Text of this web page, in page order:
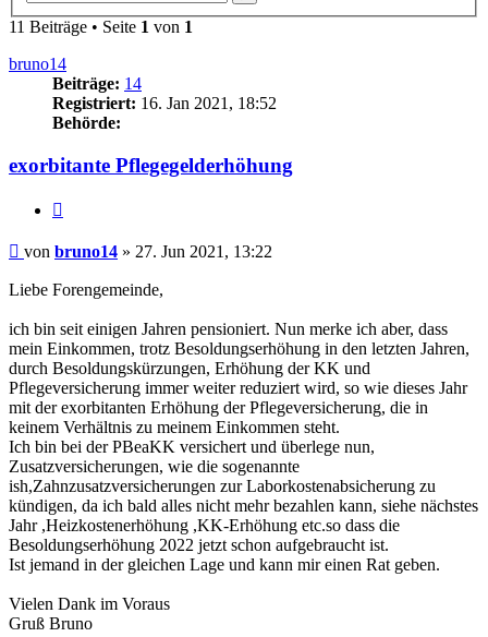
11 Beiträge • Seite 1 von 1
bruno14
Beiträge: 14
Registriert: 16. Jan 2021, 18:52
Behörde:
exorbitante Pflegegelderhöhung
Beitrag
von bruno14 » 27. Jun 2021, 13:22
Liebe Forengemeinde,
ich bin seit einigen Jahren pensioniert. Nun merke ich aber, dass
mein Einkommen, trotz Besoldungserhöhung in den letzten Jahren,
durch Besoldungskürzungen, Erhöhung der KK und
Pflegeversicherung immer weiter reduziert wird, so wie dieses Jahr
mit der exorbitanten Erhöhung der Pflegeversicherung, die in
keinem Verhältnis zu meinem Einkommen steht.
Ich bin bei der PBeaKK versichert und überlege nun,
Zusatzversicherungen, wie die sogenannte
ish,Zahnzusatzversicherungen zur Laborkostenabsicherung zu
kündigen, da ich bald alles nicht mehr bezahlen kann, siehe nächstes
Jahr ,Heizkostenerhöhung ,KK-Erhöhung etc.so dass die
Besoldungserhöhung 2022 jetzt schon aufgebraucht ist.
Ist jemand in der gleichen Lage und kann mir einen Rat geben.
Vielen Dank im Voraus
Gruß Bruno